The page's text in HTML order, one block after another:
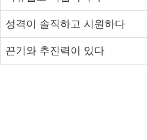
성격이 솔직하고 시원하다
끈기와 추진력이 있다